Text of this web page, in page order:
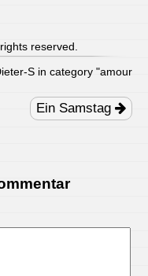
reserved.
S in category "amour
Ein Samstag